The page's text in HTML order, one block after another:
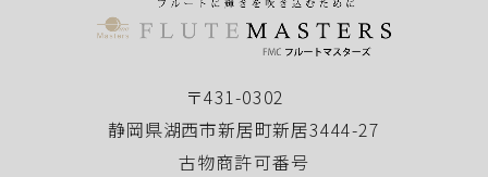
〒431-0302
静岡県湖西市新居町新居3444-27
古物商許可番号